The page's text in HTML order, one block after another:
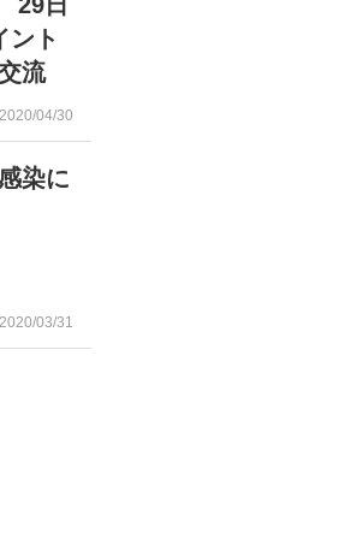
ント
流
2020/04/30
染に
2020/03/31